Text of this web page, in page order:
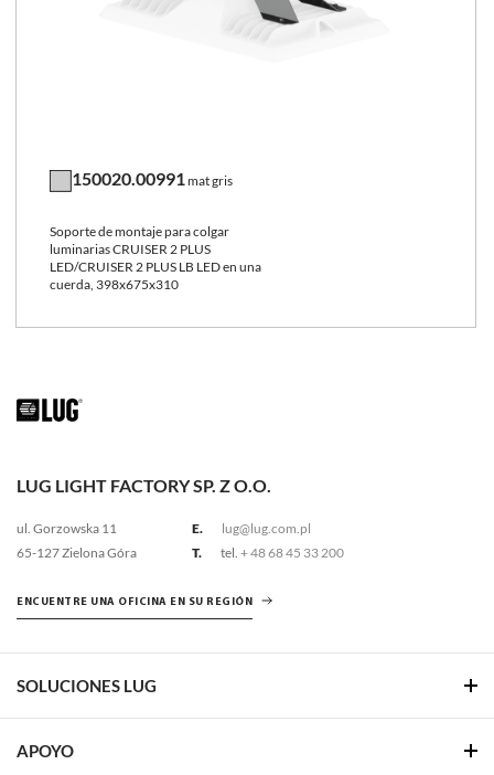
150020.00991 mat gris
Soporte de montaje para colgar
luminarias CRUISER 2 PLUS
LED/CRUISER 2 PLUS LB LED en una
cuerda, 398x675x310
LUG LIGHT FACTORY SP. Z O.O.
ul. Gorzowska 11
65-127 Zielona Góra
E.
lug@lug.com.pl
T.
tel. + 48 68 45 33 200
ENCUENTRE UNA OFICINA EN SU REGIÓN
SOLUCIONES LUG
APOYO